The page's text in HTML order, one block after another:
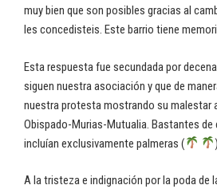
muy bien que son posibles gracias al
les concedisteis. Este barrio tiene
Esta respuesta fue secundada por
siguen nuestra asociación y que de
nuestra protesta mostrando su malestar
Obispado-Murias-Mutualia. Bastantes
incluían exclusivamente palmeras (
A la tristeza e indignación por la poda de